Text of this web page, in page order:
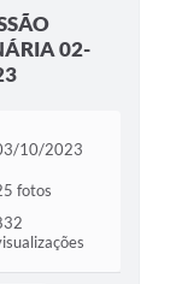
02-
10/2023
fotos